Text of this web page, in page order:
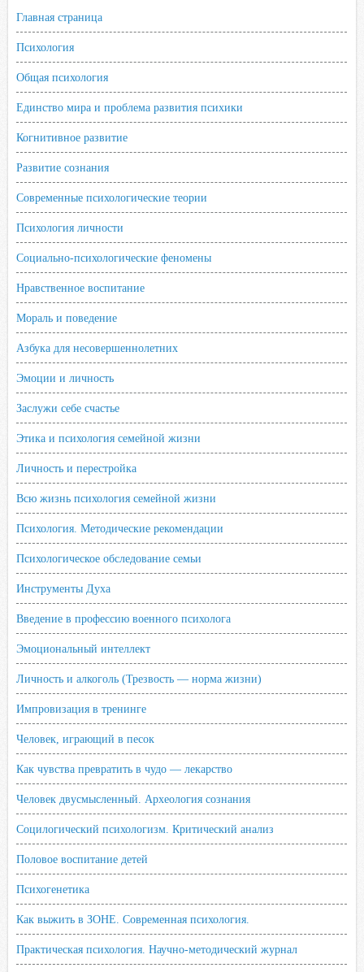
Главная страница
Психология
Общая психология
Единство мира и проблема развития психики
Когнитивное развитие
Развитие сознания
Современные психологические теории
Психология личности
Социально-психологические феномены
Нравственное воспитание
Мораль и поведение
Азбука для несовершеннолетних
Эмоции и личность
Заслужи себе счастье
Этика и психология семейной жизни
Личность и перестройка
Всю жизнь психология семейной жизни
Психология. Методические рекомендации
Психологическое обследование семьи
Инструменты Духа
Введение в профессию военного психолога
Эмоциональный интеллект
Личность и алкоголь (Трезвость — норма жизни)
Импровизация в тренинге
Человек, играющий в песок
Как чувства превратить в чудо — лекарство
Человек двусмысленный. Археология сознания
Социлогический психологизм. Критический анализ
Половое воспитание детей
Психогенетика
Как выжить в ЗОНЕ. Современная психология.
Практическая психология. Научно-методический журнал